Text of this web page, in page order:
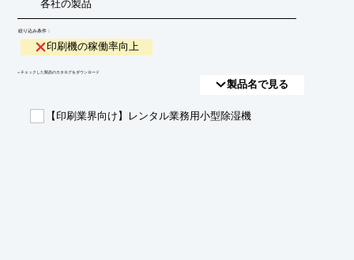
各社の製品
絞り込み条件：
印刷機の稼働率向上
​▼チェックした製品のカタログをダウンロード
製品名で見る
【印刷業界向け】レンタル業務用小型除湿機